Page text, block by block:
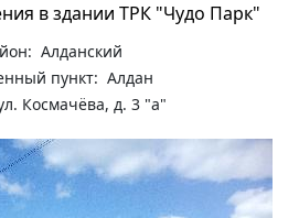
в здании ТРК "Чудо Парк"
Алданский
пункт: Алдан
Космачёва, д. 3 "а"